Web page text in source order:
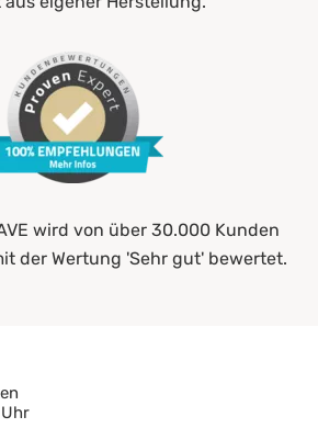
wird von über 30.000 Kunden
der Wertung 'Sehr gut' bewertet.